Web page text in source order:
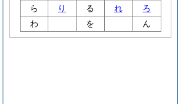
ら
り る れ
ろ
わ
を ん